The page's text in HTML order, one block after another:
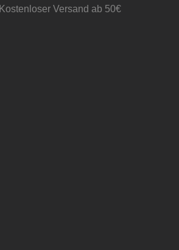
Kostenloser Versand ab 50€